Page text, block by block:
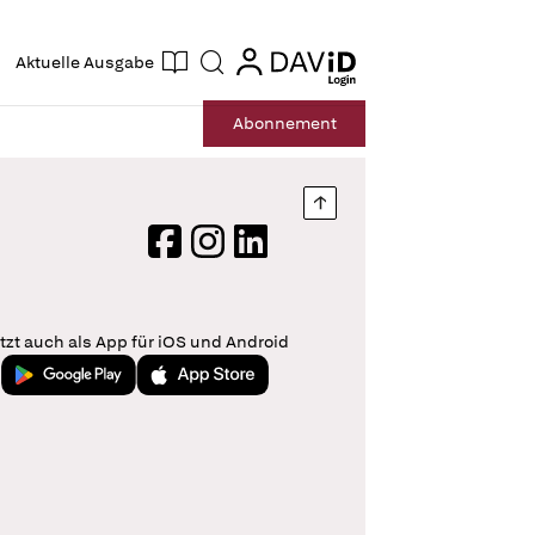
Aktuelle Ausgabe Suche login
login
Abonnement
Nach oben springen
FacebookInstagram
LinkedIn
auch als App für iOS und Android
Jetzt bei Google PlayLaden im App Store